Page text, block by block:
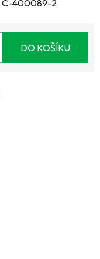
C-400089-2
DO KOŠÍKU